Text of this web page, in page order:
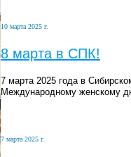
10 марта 2025 г.
8 марта в СПК!
7 марта 2025 года в
Международному женскому
7 марта 2025 г.